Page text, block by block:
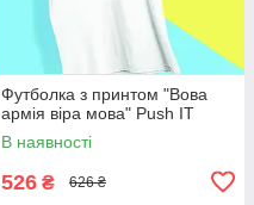
Футболка з принтом "Вова
армія віра мова" Push IT
В наявності
526 ₴ 626 ₴